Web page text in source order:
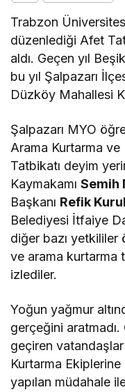
Trabzon
düzenlediği Afet
aldı. Geçen yıl
bu yıl Şalpazarı
Düzköy Mahallesi
Şalpazarı MYO
Arama Kurtarma
Tatbikatı deyim
KaymakamıSemih
Başkanı Refik
Belediyesi İtfaiye
diğer bazı yetkililer
ve arama kurtarma
izlediler.
Yoğun yağmur
gerçeğini aratmadı.
geçiren
Kurtarma
yapılan müdahale